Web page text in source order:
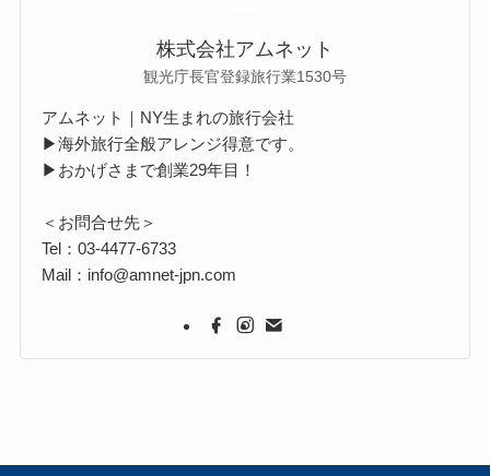
株式会社アムネット
観光庁長官登録旅行業1530号
アムネット｜NY生まれの旅行会社
▶海外旅行全般アレンジ得意です。
▶おかげさまで創業29年目！
＜お問合せ先＞
Tel：03-4477-6733
Mail：info@amnet-jpn.com